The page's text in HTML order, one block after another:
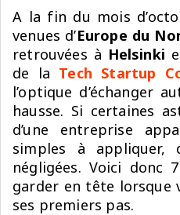
A la fin du mois
venues d’Europe du
retrouvées à Helsinki
de la Tech Startup
l’optique d’échanger
hausse. Si certaines
d’une entreprise
simples à appliquer,
négligées. Voici donc
garder en tête
ses premiers pas.